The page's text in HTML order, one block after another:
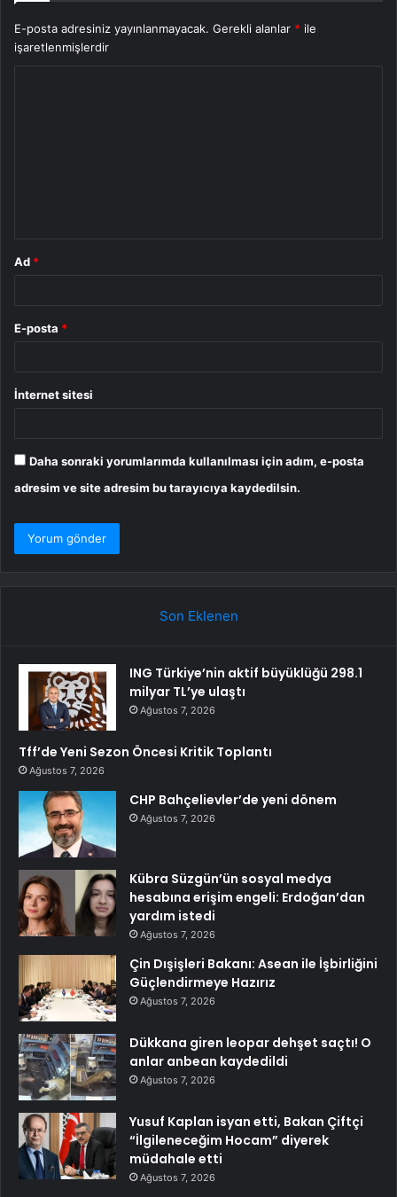
E-posta adresiniz yayınlanmayacak. Gerekli alanlar * ile
işaretlenmişlerdir
Ad *
E-posta *
İnternet sitesi
Daha sonraki yorumlarımda kullanılması için adım, e-posta
adresim ve site adresim bu tarayıcıya kaydedilsin.
Son Eklenen
ING Türkiye’nin aktif büyüklüğü 298.1
milyar TL’ye ulaştı
Ağustos 7, 2026
Tff’de Yeni Sezon Öncesi Kritik Toplantı
Ağustos 7, 2026
CHP Bahçelievler’de yeni dönem
Ağustos 7, 2026
Kübra Süzgün’ün sosyal medya
hesabına erişim engeli: Erdoğan’dan
yardım istedi
Ağustos 7, 2026
Çin Dışişleri Bakanı: Asean ile İşbirliğini
Güçlendirmeye Hazırız
Ağustos 7, 2026
Dükkana giren leopar dehşet saçtı! O
anlar anbean kaydedildi
Ağustos 7, 2026
Yusuf Kaplan isyan etti, Bakan Çiftçi
“İlgileneceğim Hocam” diyerek
müdahale etti
Ağustos 7, 2026